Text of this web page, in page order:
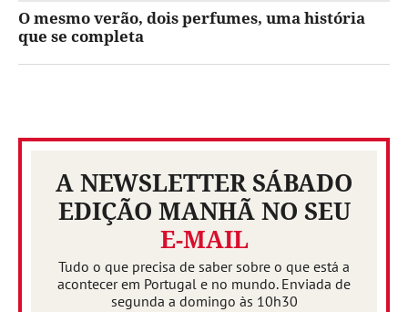
O mesmo verão, dois perfumes, uma história
que se completa
A NEWSLETTER SÁBADO
EDIÇÃO MANHÃ NO SEU
E-MAIL
Tudo o que precisa de saber sobre o que está a
acontecer em Portugal e no mundo. Enviada de
segunda a domingo às 10h30